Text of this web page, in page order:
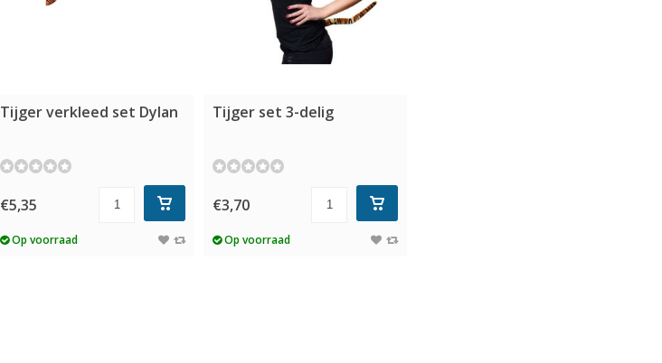
Tijger verkleed set Dylan
€5,35
Op voorraad
Tijger set 3-delig
€3,70
Op voorraad